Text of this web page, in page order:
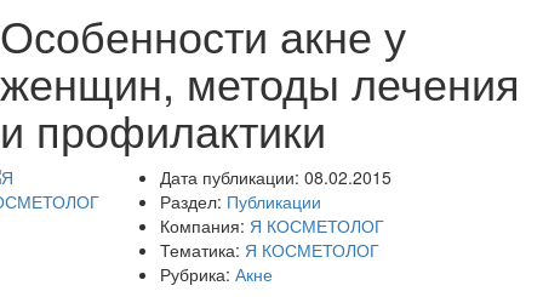
Особенности акне у
женщин, методы лечения
и профилактики
Дата публикации: 08.02.2015
Раздел: Публикации
Компания: Я КОСМЕТОЛОГ
Тематика: Я КОСМЕТОЛОГ
Рубрика: Акне